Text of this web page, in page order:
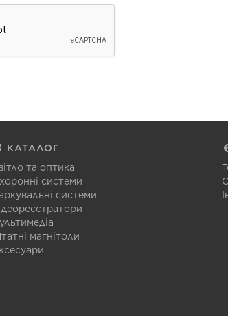
КАТАЛОГ
та оптика
системи
системи
магнітоли